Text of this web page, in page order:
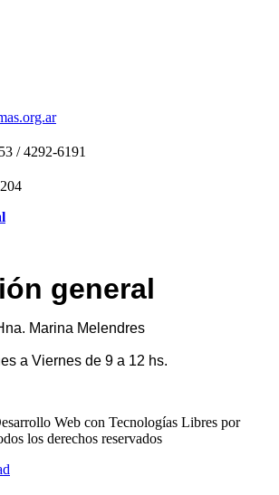
/ 4292-6191
general
Marina Melendres
a Viernes de 9 a 12 hs.
Web con Tecnologías Libres por
los derechos reservados